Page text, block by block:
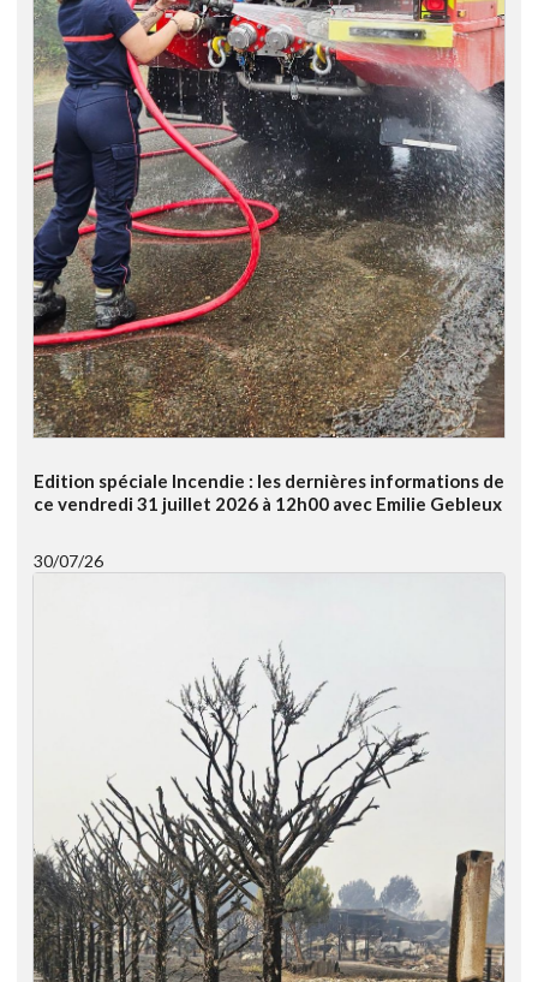
Edition spéciale Incendie : les dernières informations de
ce vendredi 31 juillet 2026 à 12h00 avec Emilie Gebleux
30/07/26